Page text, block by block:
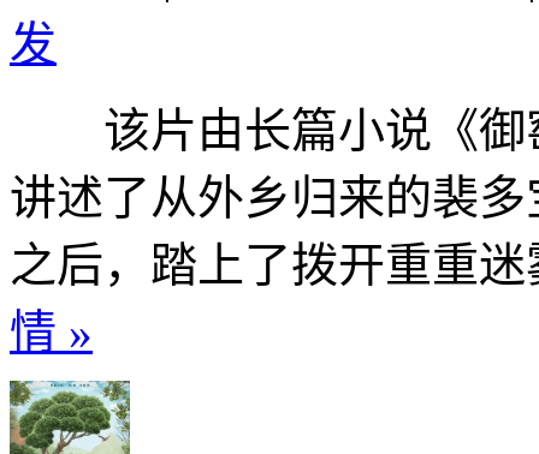
发
该片由长篇小说《御
讲述了从外乡归来的裴
之后，踏上了拨开重重
情 »